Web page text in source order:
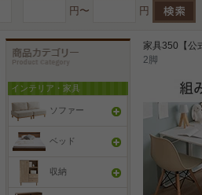
円〜 円
インテリア・家具
ソファー
ベッド
収納
家具350【公
2脚